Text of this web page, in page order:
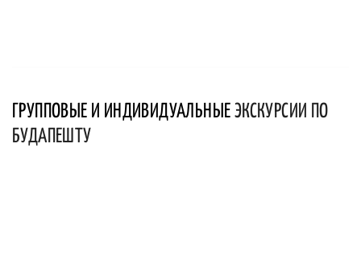
ГРУППОВЫЕ И ИНДИВИДУАЛЬНЫЕ ЭКСКУРСИИ ПО
БУДАПЕШТУ